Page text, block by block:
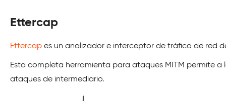
Ettercap
Ettercap es un analizador e interceptor de tráfico de red
Esta completa herramienta para ataques MITM permite
ataques de intermediario.